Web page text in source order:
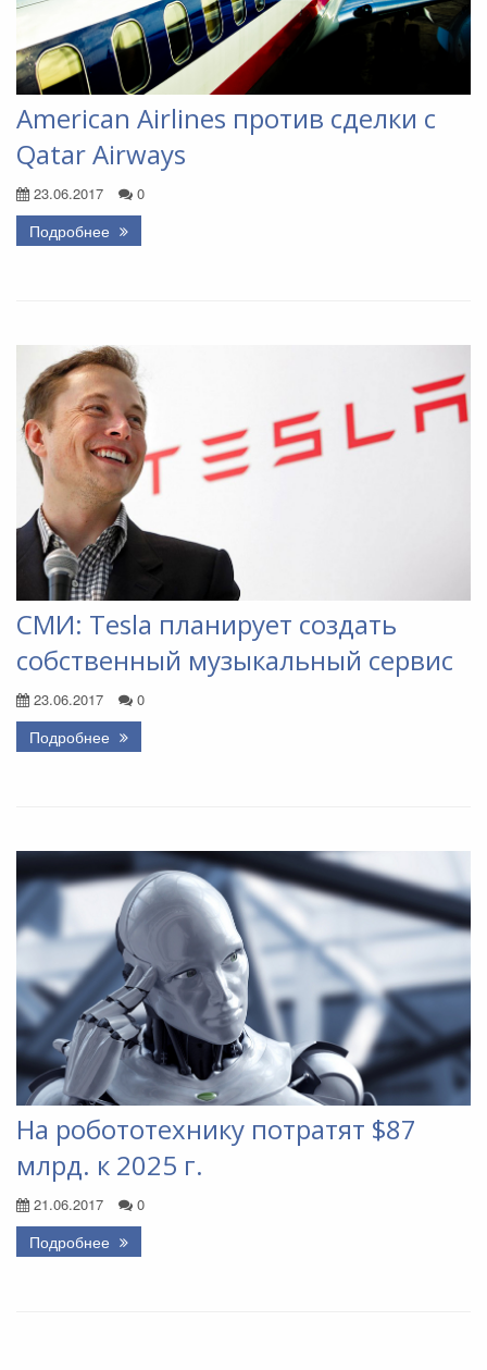
American Airlines против сделки с
Qatar Airways
23.06.2017 0
Подробнее
СМИ: Tesla планирует создать
собственный музыкальный сервис
23.06.2017 0
Подробнее
На робототехнику потратят $87
млрд. к 2025 г.
21.06.2017 0
Подробнее